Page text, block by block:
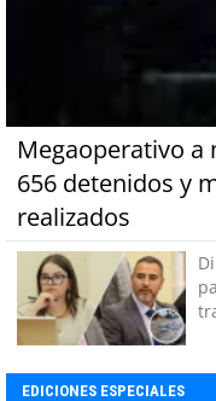
Megaoperativo a
656 detenidos y
realizados
EDICIONES ESPECIALES